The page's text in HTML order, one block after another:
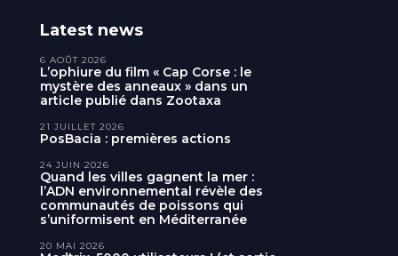
Latest news
L’ophiure du film « Cap Corse : le
mystère des anneaux » dans un
article publié dans Zootaxa
6 AOÛT 2026
PosBacia : premières actions
21 JUILLET 2026
Quand les villes gagnent la mer :
l’ADN environnemental révèle des
communautés de poissons qui
s’uniformisent en Méditerranée
24 JUIN 2026
20 MAI 2026